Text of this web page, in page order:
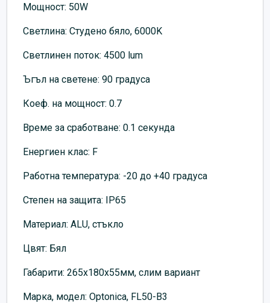
Мощност: 50W
Светлина: Студено бяло, 6000K
Светлинен поток: 4500 lum
Ъгъл на светене: 90 градуса
Коеф. на мощност: 0.7
Време за сработване: 0.1 секунда
Енергиен клас: F
Работна температура: -20 до +40 градуса
Степен на защита: IP65
Материал: ALU, стъкло
Цвят: Бял
Габарити: 265х180х55мм, слим вариант
Марка, модел: Optonica, FL50-B3